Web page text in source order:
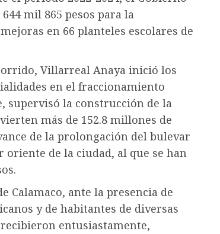
mil 865 pesos para la
en 66 planteles escolares de
Villarreal Anaya inició los
en el fraccionamiento
supervisó la construcción de la
más de 152.8 millones de
de la prolongación del bulevar
oriente de la ciudad, al que se han
Calamaco, ante la presencia de
y de habitantes de diversas
entusiastamente,